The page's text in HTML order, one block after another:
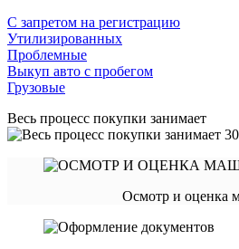
С запретом на регистрацию
Утилизированных
Проблемные
Выкуп авто с пробегом
Грузовые
Весь процесс покупки занимает
Осмотр и оценка